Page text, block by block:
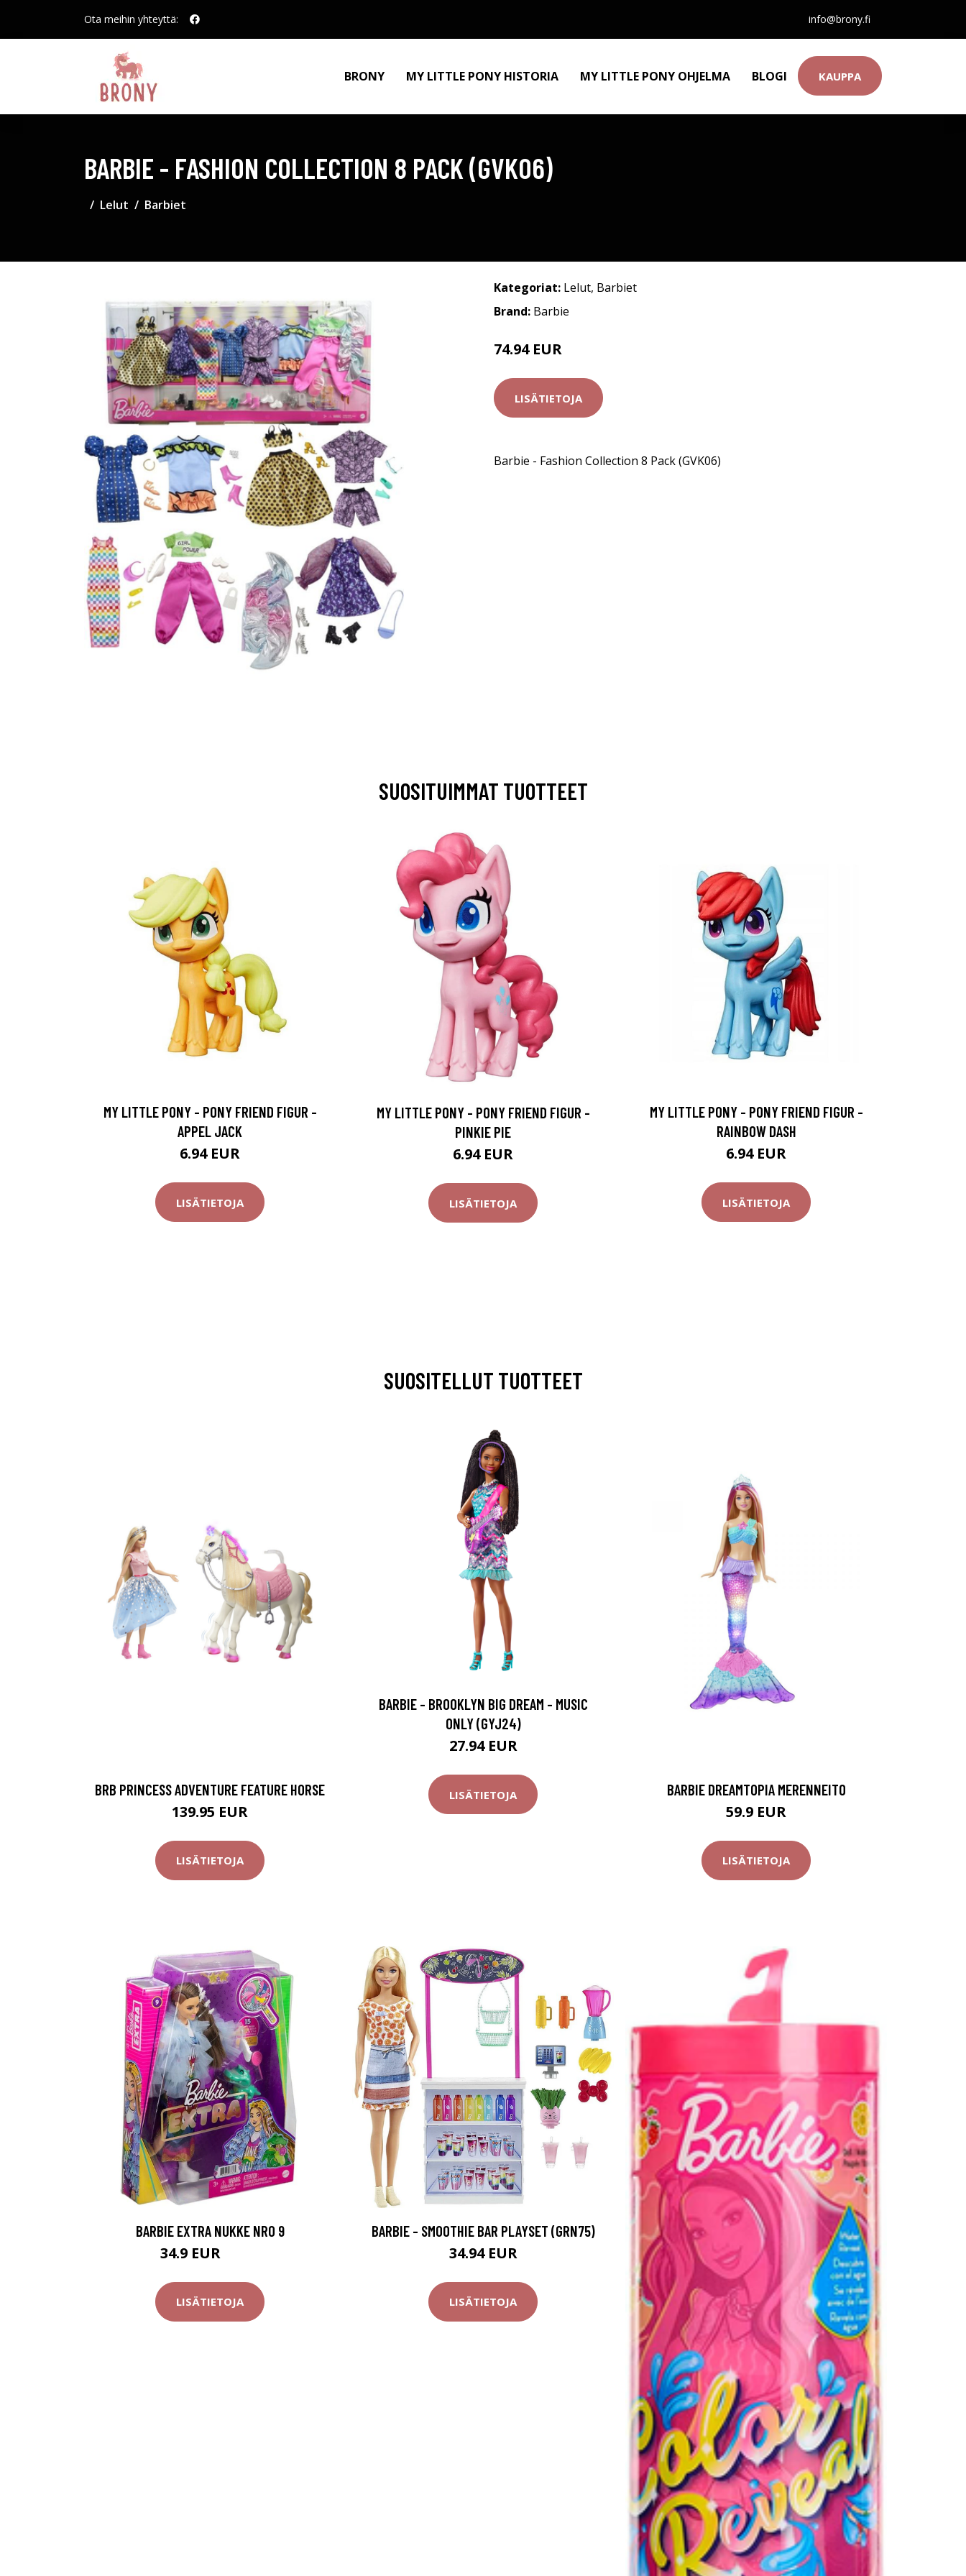
Ota meihin yhteyttä: info@brony.fi
BRONY MY LITTLE PONY HISTORIA MY LITTLE PONY OHJELMA BLOGI KAUPPA
BARBIE - FASHION COLLECTION 8 PACK (GVK06)
Lelut Barbiet
Kategoriat: Lelut, Barbiet
Brand: Barbie
74.94 EUR
LISÄTIETOJA
Barbie - Fashion Collection 8 Pack (GVK06)
SUOSITUIMMAT TUOTTEET
MY LITTLE PONY - PONY FRIEND FIGUR -
APPEL JACK
6.94 EUR
LISÄTIETOJA
MY LITTLE PONY - PONY FRIEND FIGUR -
PINKIE PIE
6.94 EUR
LISÄTIETOJA
MY LITTLE PONY - PONY FRIEND FIGUR -
RAINBOW DASH
6.94 EUR
LISÄTIETOJA
SUOSITELLUT TUOTTEET
BRB PRINCESS ADVENTURE FEATURE HORSE
139.95 EUR
LISÄTIETOJA
BARBIE - BROOKLYN BIG DREAM - MUSIC
ONLY (GYJ24)
27.94 EUR
LISÄTIETOJA BARBIE DREAMTOPIA MERENNEITO
59.9 EUR
LISÄTIETOJA
BARBIE EXTRA NUKKE NRO 9
34.9 EUR
LISÄTIETOJA
BARBIE - SMOOTHIE BAR PLAYSET (GRN75)
34.94 EUR
LISÄTIETOJA